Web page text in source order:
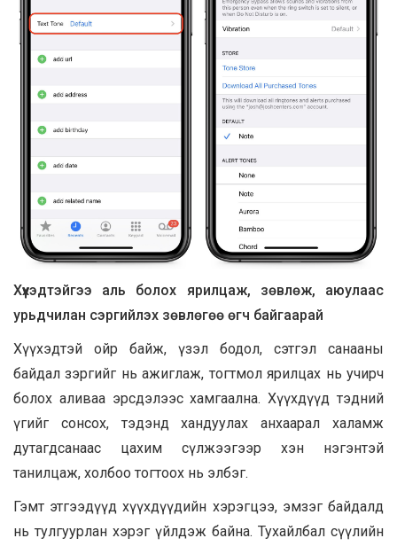
Хүүхэдтэйгээ аль болох ярилцаж, зөвлөж, аюулаас
урьдчилан сэргийлэх зөвлөгөө өгч байгаарай
Хүүхэдтэй ойр байж, үзэл бодол, сэтгэл санааны
байдал зэргийг нь ажиглаж, тогтмол ярилцах нь учирч
болох аливаа эрсдэлээс хамгаална. Хүүхдүүд тэдний
үгийг сонсох, тэдэнд хандуулах анхаарал халамж
дутагдсанаас цахим сүлжээгээр хэн нэгэнтэй
танилцаж, холбоо тогтоох нь элбэг.
Гэмт этгээдүүд хүүхдүүдийн хэрэгцээ, эмзэг байдалд
нь тулгуурлан хэрэг үйлдэж байна. Тухайлбал сүүлийн